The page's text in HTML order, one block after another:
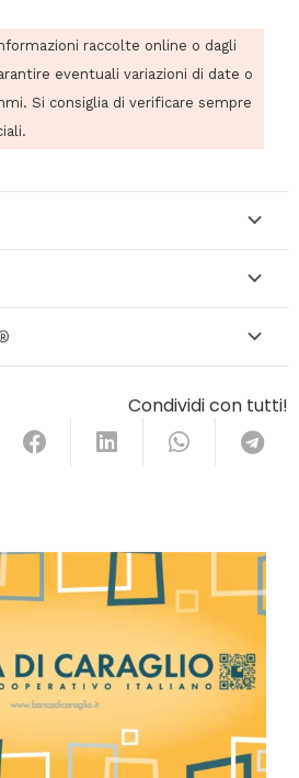
raccolte online o dagli
eventuali variazioni di date o
Si consiglia di verificare sempre
Condividi con tutti!